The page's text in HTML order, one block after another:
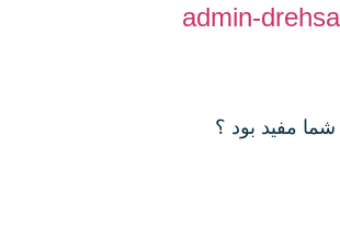
admin-
مفید بود ؟